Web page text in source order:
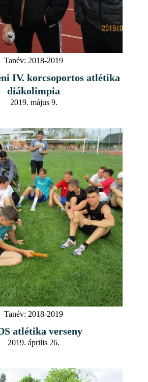
Tanév: 2018-2019
IV. korcsoportos atlétika
diákolimpia
2019. május 9.
Tanév: 2018-2019
atlétika verseny
2019. április 26.